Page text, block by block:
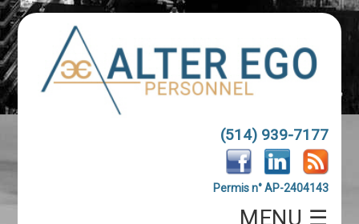
(514) 939-7177
Permis n° AP-2404143
MENU ☰